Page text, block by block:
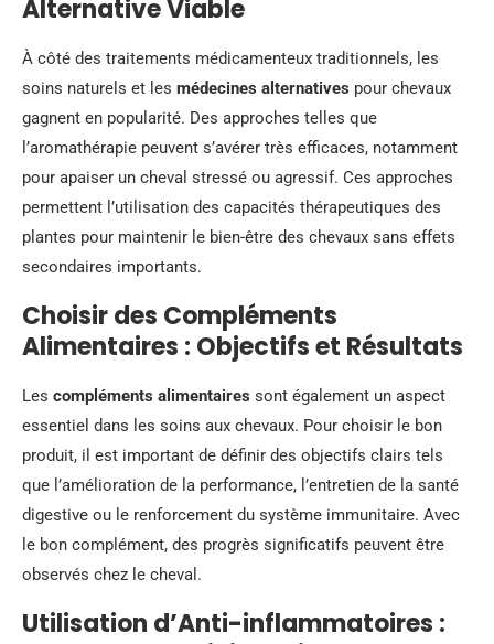
Alternative Viable
À côté des traitements médicamenteux traditionnels, les
soins naturels et les médecines alternatives pour chevaux
gagnent en popularité. Des approches telles que
l’aromathérapie peuvent s’avérer très efficaces, notamment
pour apaiser un cheval stressé ou agressif. Ces approches
permettent l’utilisation des capacités thérapeutiques des
plantes pour maintenir le bien-être des chevaux sans effets
secondaires importants.
Choisir des Compléments
Alimentaires : Objectifs et Résultats
Les compléments alimentaires sont également un aspect
essentiel dans les soins aux chevaux. Pour choisir le bon
produit, il est important de définir des objectifs clairs tels
que l’amélioration de la performance, l’entretien de la santé
digestive ou le renforcement du système immunitaire. Avec
le bon complément, des progrès significatifs peuvent être
observés chez le cheval.
Utilisation d’Anti-inflammatoires :